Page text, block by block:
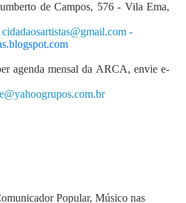
de Campos, 576 - Vila Ema,
cidadaosartistas@gmail.com -
agenda mensal da ARCA, envie e-
Popular, Músico nas